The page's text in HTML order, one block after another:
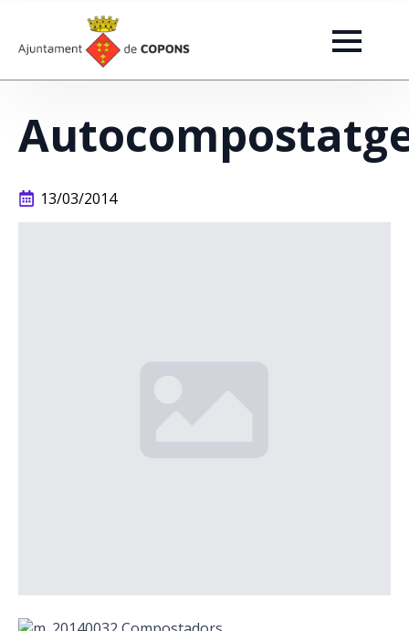
13/03/2014